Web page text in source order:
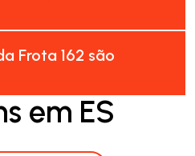
Frota 162 são
em ES